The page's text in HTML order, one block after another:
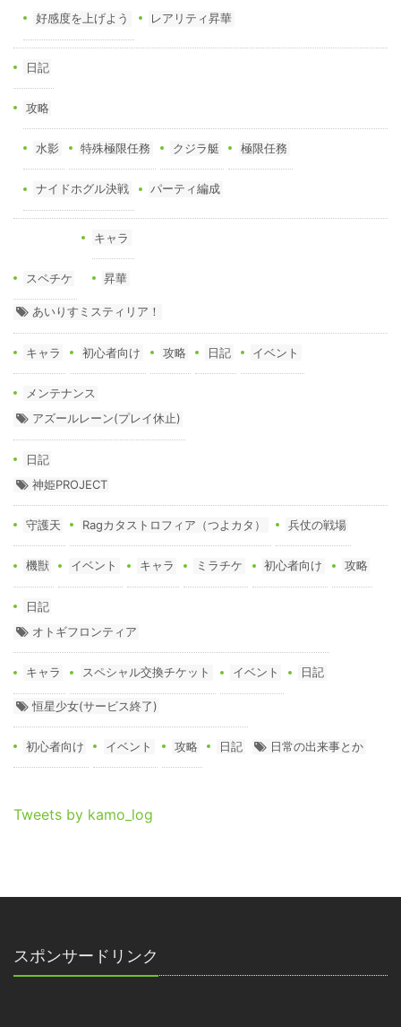
好感度を上げよう レアリティ昇華
日記
攻略
水影 特殊極限任務 クジラ艇 極限任務
ナイドホグル決戦 パーティ編成
スペチケ
キャラ
昇華
あいりすミスティリア！
キャラ 初心者向け 攻略 日記 イベント
メンテナンス
アズールレーン(プレイ休止)
日記
神姫PROJECT
守護天 Ragカタストロフィア（つよカタ） 兵仗の戦場
機獣 イベント キャラ ミラチケ 初心者向け 攻略
日記
オトギフロンティア
キャラ スペシャル交換チケット イベント 日記
恒星少女(サービス終了)
初心者向け イベント 攻略 日記 日常の出来事とか
Tweets by kamo_log
スポンサードリンク